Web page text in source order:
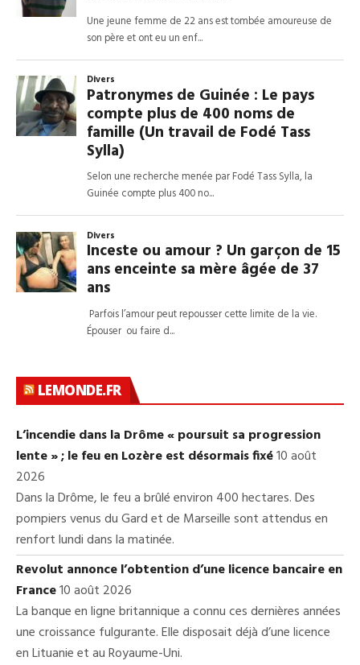
LEMONDE.FR
L’incendie dans la Drôme « poursuit sa progression
lente » ; le feu en Lozère est désormais fixé10 août
2026
Dans la Drôme, le feu a brûlé environ 400 hectares. Des
pompiers venus du Gard et de Marseille sont attendus en
renfort lundi dans la matinée.
Revolut annonce l’obtention d’une licence bancaire en
France10 août 2026
La banque en ligne britannique a connu ces dernières années
une croissance fulgurante. Elle disposait déjà d’une licence
en Lituanie et au Royaume-Uni.